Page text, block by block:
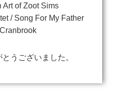
Art of Zoot Sims
/ Song For My Father
うございました。